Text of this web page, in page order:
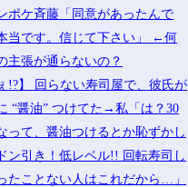
ポケ斉藤「同意があったんで
当です。信じて下さい」 ←何
主張が通らないの？
!?】 回らない寿司屋で、彼氏が
“醤油” つけてた→私「は？30
って、醤油つけるとか恥ずかし
ン引き！低レベル!! 回転寿司し
たことない人はこれだから…」